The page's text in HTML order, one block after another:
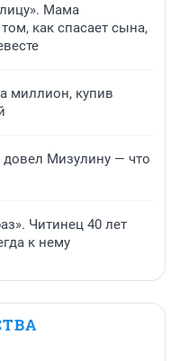
Мама
как спасает сына,
миллион, купив
довел Мизулину — что
Читинец 40 лет
к нему